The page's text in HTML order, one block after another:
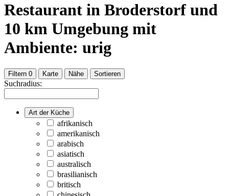
Restaurant in Broderstorf und
10 km Umgebung mit
Ambiente: urig
Filtern 0 Karte Nähe Sortieren
Suchradius:
Art der Küche
afrikanisch
amerikanisch
arabisch
asiatisch
australisch
brasilianisch
britisch